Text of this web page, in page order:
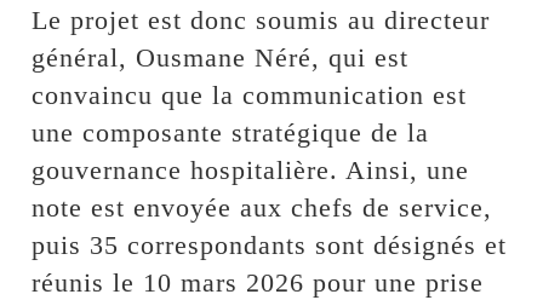
Le projet est donc soumis au directeur
général, Ousmane Néré, qui est
convaincu que la communication est
une composante stratégique de la
gouvernance hospitalière. Ainsi, une
note est envoyée aux chefs de service,
puis 35 correspondants sont désignés et
réunis le 10 mars 2026 pour une prise